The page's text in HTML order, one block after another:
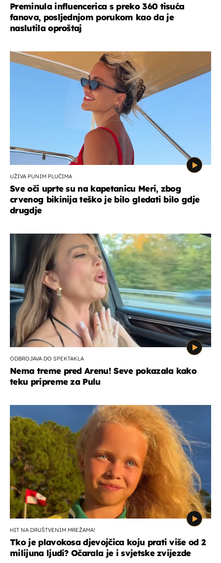
Preminula influencerica s preko 360 tisuća
fanova, posljednjom porukom kao da je
naslutila oproštaj
UŽIVA PUNIM PLUĆIMA
Sve oči uprte su na kapetanicu Meri, zbog
crvenog bikinija teško je bilo gledati bilo gdje
drugdje
ODBROJAVA DO SPEKTAKLA
Nema treme pred Arenu! Seve pokazala kako
teku pripreme za Pulu
HIT NA DRUŠTVENIM MREŽAMA!
Tko je plavokosa djevojčica koju prati više od 2
milijuna ljudi? Očarala je i svjetske zvijezde